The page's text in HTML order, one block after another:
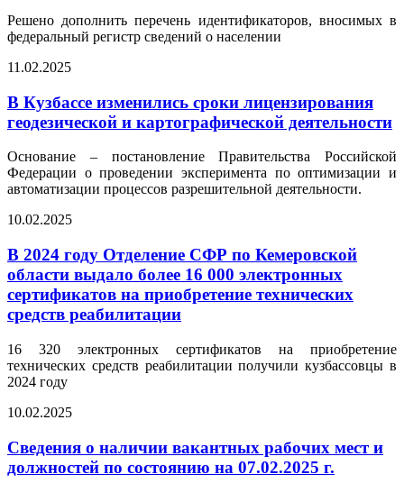
Решено дополнить перечень идентификаторов, вносимых в
федеральный регистр сведений о населении
11.02.2025
В Кузбассе изменились сроки лицензирования
геодезической и картографической деятельности
Основание – постановление Правительства Российской
Федерации о проведении эксперимента по оптимизации и
автоматизации процессов разрешительной деятельности.
10.02.2025
В 2024 году Отделение СФР по Кемеровской
области выдало более 16 000 электронных
сертификатов на приобретение технических
средств реабилитации
16 320 электронных сертификатов на приобретение
технических средств реабилитации получили кузбассовцы в
2024 году
10.02.2025
Сведения о наличии вакантных рабочих мест и
должностей по состоянию на 07.02.2025 г.